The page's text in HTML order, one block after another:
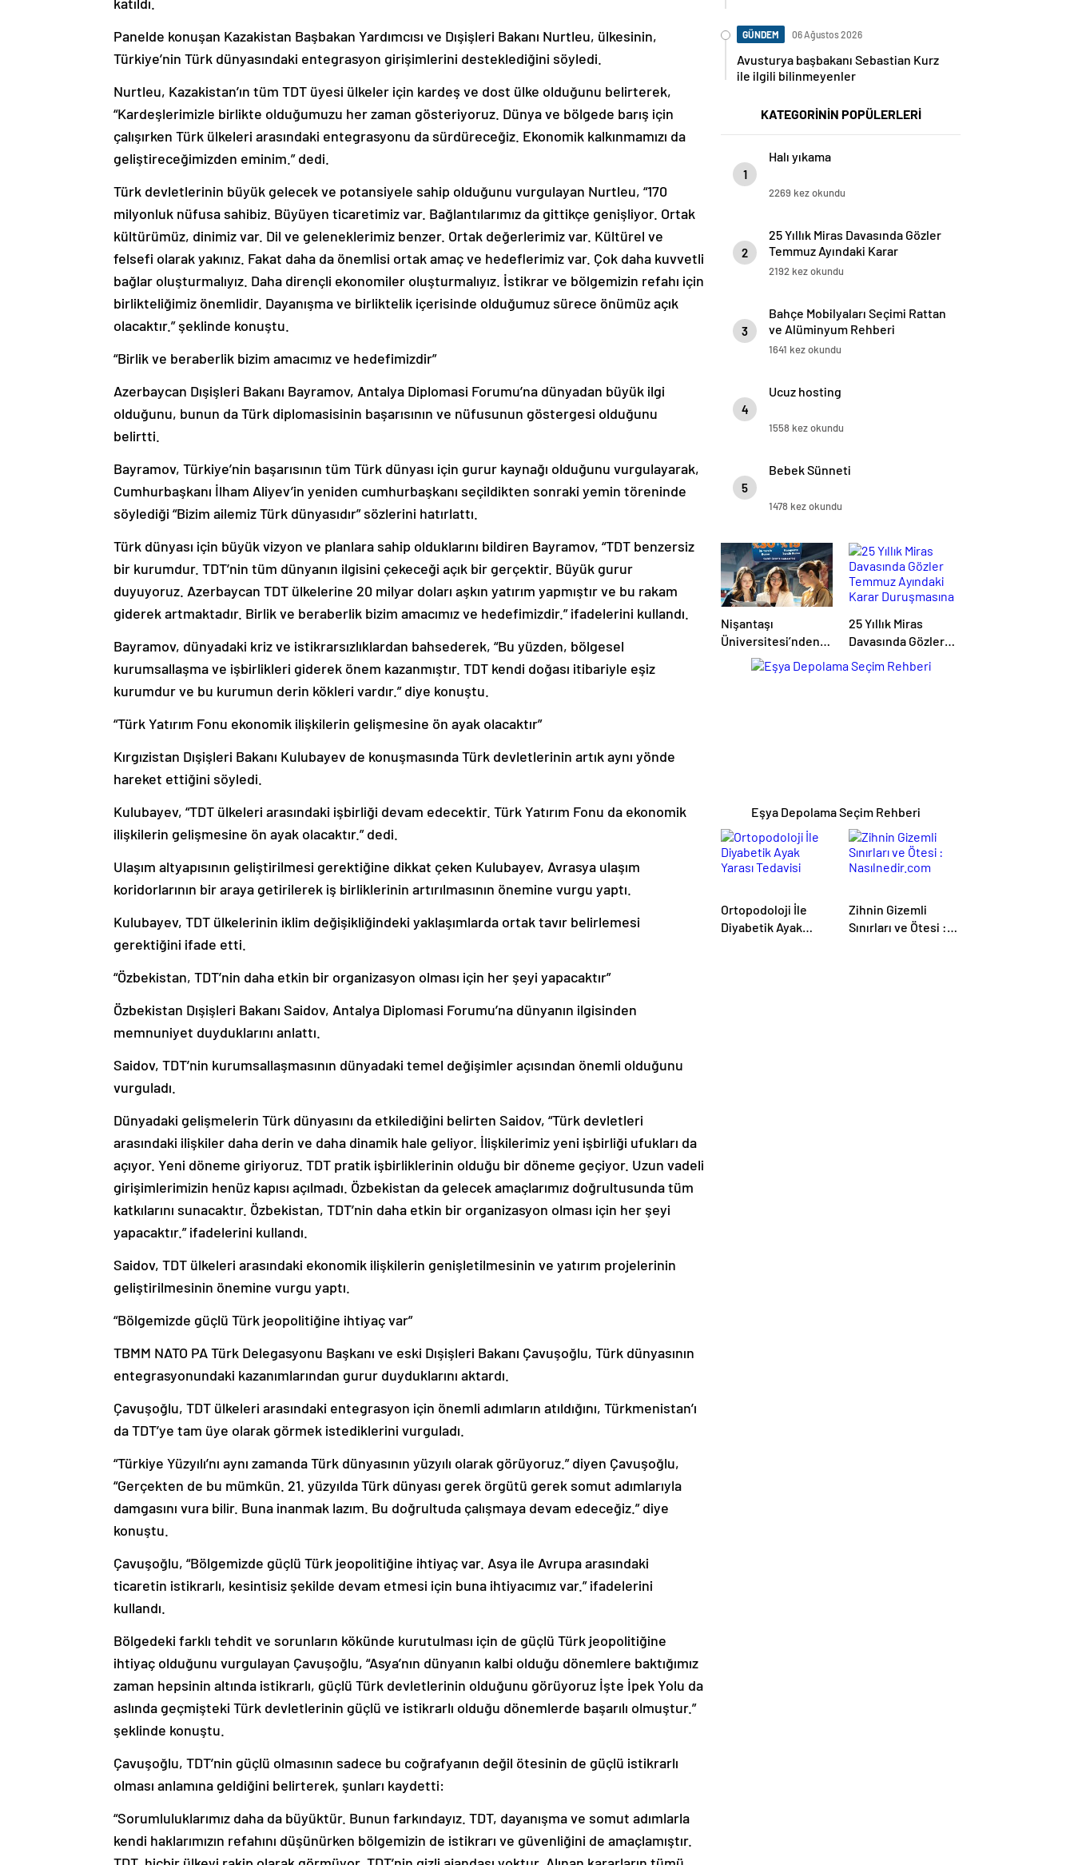
Panelde konuşan Kazakistan Başbakan Yardımcısı ve Dışişleri Bakanı Nurtleu, ülkesinin,
Türkiye’nin Türk dünyasındaki entegrasyon girişimlerini desteklediğini söyledi.
Nurtleu, Kazakistan’ın tüm TDT üyesi ülkeler için kardeş ve dost ülke olduğunu belirterek,
“Kardeşlerimizle birlikte olduğumuzu her zaman gösteriyoruz. Dünya ve bölgede barış için
çalışırken Türk ülkeleri arasındaki entegrasyonu da sürdüreceğiz. Ekonomik kalkınmamızı da
geliştireceğimizden eminim.” dedi.
Türk devletlerinin büyük gelecek ve potansiyele sahip olduğunu vurgulayan Nurtleu, “170
milyonluk nüfusa sahibiz. Büyüyen ticaretimiz var. Bağlantılarımız da gittikçe genişliyor. Ortak
kültürümüz, dinimiz var. Dil ve geleneklerimiz benzer. Ortak değerlerimiz var. Kültürel ve
felsefi olarak yakınız. Fakat daha da önemlisi ortak amaç ve hedeflerimiz var. Çok daha kuvvetli
bağlar oluşturmalıyız. Daha dirençli ekonomiler oluşturmalıyız. İstikrar ve bölgemizin refahı için
birlikteliğimiz önemlidir. Dayanışma ve birliktelik içerisinde olduğumuz sürece önümüz açık
olacaktır.” şeklinde konuştu.
“Birlik ve beraberlik bizim amacımız ve hedefimizdir”
Azerbaycan Dışişleri Bakanı Bayramov, Antalya Diplomasi Forumu’na dünyadan büyük ilgi
olduğunu, bunun da Türk diplomasisinin başarısının ve nüfusunun göstergesi olduğunu
belirtti.
Bayramov, Türkiye’nin başarısının tüm Türk dünyası için gurur kaynağı olduğunu vurgulayarak,
Cumhurbaşkanı İlham Aliyev’in yeniden cumhurbaşkanı seçildikten sonraki yemin töreninde
söylediği “Bizim ailemiz Türk dünyasıdır” sözlerini hatırlattı.
Türk dünyası için büyük vizyon ve planlara sahip olduklarını bildiren Bayramov, “TDT benzersiz
bir kurumdur. TDT’nin tüm dünyanın ilgisini çekeceği açık bir gerçektir. Büyük gurur
duyuyoruz. Azerbaycan TDT ülkelerine 20 milyar doları aşkın yatırım yapmıştır ve bu rakam
giderek artmaktadır. Birlik ve beraberlik bizim amacımız ve hedefimizdir.” ifadelerini kullandı.
Bayramov, dünyadaki kriz ve istikrarsızlıklardan bahsederek, “Bu yüzden, bölgesel
kurumsallaşma ve işbirlikleri giderek önem kazanmıştır. TDT kendi doğası itibariyle eşiz
kurumdur ve bu kurumun derin kökleri vardır.” diye konuştu.
“Türk Yatırım Fonu ekonomik ilişkilerin gelişmesine ön ayak olacaktır”
Kırgızistan Dışişleri Bakanı Kulubayev de konuşmasında Türk devletlerinin artık aynı yönde
hareket ettiğini söyledi.
Kulubayev, “TDT ülkeleri arasındaki işbirliği devam edecektir. Türk Yatırım Fonu da ekonomik
ilişkilerin gelişmesine ön ayak olacaktır.” dedi.
Ulaşım altyapısının geliştirilmesi gerektiğine dikkat çeken Kulubayev, Avrasya ulaşım
koridorlarının bir araya getirilerek iş birliklerinin artırılmasının önemine vurgu yaptı.
Kulubayev, TDT ülkelerinin iklim değişikliğindeki yaklaşımlarda ortak tavır belirlemesi
gerektiğini ifade etti.
“Özbekistan, TDT’nin daha etkin bir organizasyon olması için her şeyi yapacaktır”
Özbekistan Dışişleri Bakanı Saidov, Antalya Diplomasi Forumu’na dünyanın ilgisinden
memnuniyet duyduklarını anlattı.
Saidov, TDT’nin kurumsallaşmasının dünyadaki temel değişimler açısından önemli olduğunu
vurguladı.
Dünyadaki gelişmelerin Türk dünyasını da etkilediğini belirten Saidov, “Türk devletleri
arasındaki ilişkiler daha derin ve daha dinamik hale geliyor. İlişkilerimiz yeni işbirliği ufukları da
açıyor. Yeni döneme giriyoruz. TDT pratik işbirliklerinin olduğu bir döneme geçiyor. Uzun vadeli
girişimlerimizin henüz kapısı açılmadı. Özbekistan da gelecek amaçlarımız doğrultusunda tüm
katkılarını sunacaktır. Özbekistan, TDT’nin daha etkin bir organizasyon olması için her şeyi
yapacaktır.” ifadelerini kullandı.
Saidov, TDT ülkeleri arasındaki ekonomik ilişkilerin genişletilmesinin ve yatırım projelerinin
geliştirilmesinin önemine vurgu yaptı.
“Bölgemizde güçlü Türk jeopolitiğine ihtiyaç var”
TBMM NATO PA Türk Delegasyonu Başkanı ve eski Dışişleri Bakanı Çavuşoğlu, Türk dünyasının
entegrasyonundaki kazanımlarından gurur duyduklarını aktardı.
Çavuşoğlu, TDT ülkeleri arasındaki entegrasyon için önemli adımların atıldığını, Türkmenistan’ı
da TDT’ye tam üye olarak görmek istediklerini vurguladı.
“Türkiye Yüzyılı’nı aynı zamanda Türk dünyasının yüzyılı olarak görüyoruz.” diyen Çavuşoğlu,
“Gerçekten de bu mümkün. 21. yüzyılda Türk dünyası gerek örgütü gerek somut adımlarıyla
damgasını vura bilir. Buna inanmak lazım. Bu doğrultuda çalışmaya devam edeceğiz.” diye
konuştu.
Çavuşoğlu, “Bölgemizde güçlü Türk jeopolitiğine ihtiyaç var. Asya ile Avrupa arasındaki
ticaretin istikrarlı, kesintisiz şekilde devam etmesi için buna ihtiyacımız var.” ifadelerini
kullandı.
Bölgedeki farklı tehdit ve sorunların kökünde kurutulması için de güçlü Türk jeopolitiğine
ihtiyaç olduğunu vurgulayan Çavuşoğlu, “Asya’nın dünyanın kalbi olduğu dönemlere baktığımız
zaman hepsinin altında istikrarlı, güçlü Türk devletlerinin olduğunu görüyoruz İşte İpek Yolu da
aslında geçmişteki Türk devletlerinin güçlü ve istikrarlı olduğu dönemlerde başarılı olmuştur.”
şeklinde konuştu.
Çavuşoğlu, TDT’nin güçlü olmasının sadece bu coğrafyanın değil ötesinin de güçlü istikrarlı
olması anlamına geldiğini belirterek, şunları kaydetti:
“Sorumluluklarımız daha da büyüktür. Bunun farkındayız. TDT, dayanışma ve somut adımlarla
kendi haklarımızın refahını düşünürken bölgemizin de istikrarı ve güvenliğini de amaçlamıştır.
GÜNDEM 06 Ağustos 2026
Avusturya başbakanı Sebastian Kurz
ile ilgili bilinmeyenler
KATEGORİNİN POPÜLERLERİ
1
Halı yıkama
2269 kez okundu
2
25 Yıllık Miras Davasında Gözler
Temmuz Ayındaki Karar
Duruşmasına Çevrildi
2192 kez okundu
3
Bahçe Mobilyaları Seçimi Rattan
ve Alüminyum Rehberi
1641 kez okundu
4
Ucuz hosting
1558 kez okundu
5
Bebek Sünneti
1478 kez okundu
Nişantaşı
Üniversitesi’nden
2026 YKS
Adaylarına Çifte
25 Yıllık Miras
Davasında Gözler
Temmuz Ayındaki
Karar Duruşmasına
Eşya Depolama Seçim Rehberi
Ortopodoloji İle
Diyabetik Ayak
Zihnin Gizemli
Sınırları ve Ötesi :